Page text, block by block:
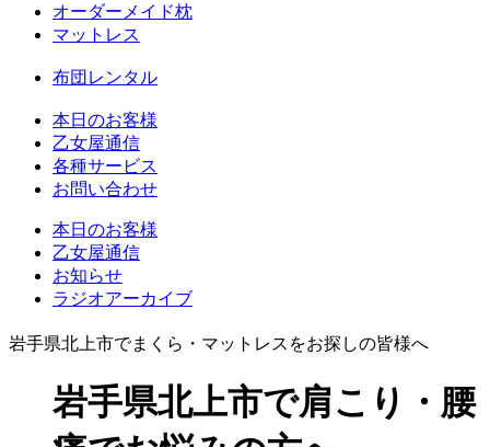
オーダーメイド枕
マットレス
布団レンタル
本日のお客様
乙女屋通信
各種サービス
お問い合わせ
本日のお客様
乙女屋通信
お知らせ
ラジオアーカイブ
岩手県北上市でまくら・マットレスをお探しの皆様へ
岩手県北上市で肩こり・腰